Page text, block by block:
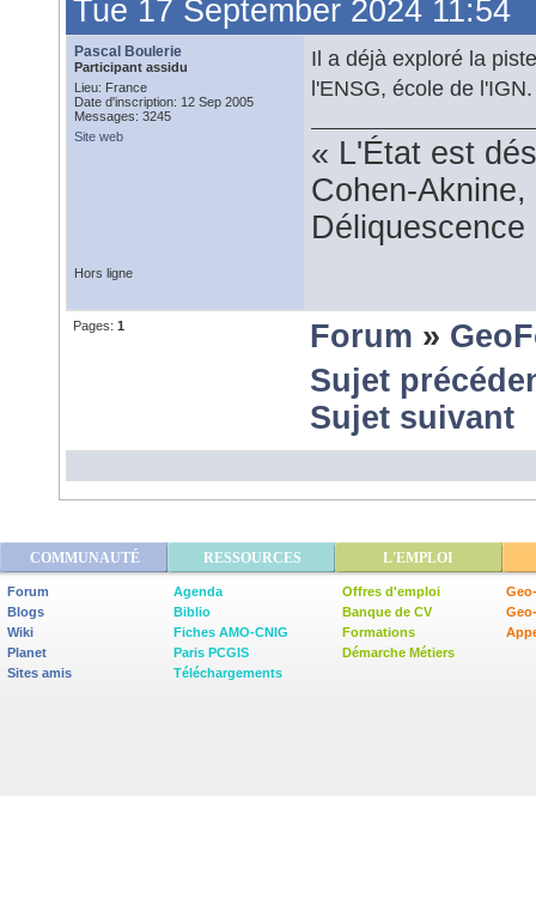
Tue 17 September 2024 11:54
Pascal Boulerie
Participant assidu
Lieu: France
Date d'inscription: 12 Sep 2005
Messages: 3245
Site web
Il a déjà exploré la
l'ENSG, école de l'IGN.
« L'État est
Cohen-
Hors ligne
Pages: 1 Forum »
Sujet
Sujet suivant
COMMUNAUTÉ RESSOURCES L'EMPLOI
Forum
Blogs
Wiki
Planet
Sites amis
Agenda
Biblio
Fiches AMO-CNIG
Paris PCGIS
Téléchargements
Offres d'emploi
Banque de CV
Formations
Démarche Métiers